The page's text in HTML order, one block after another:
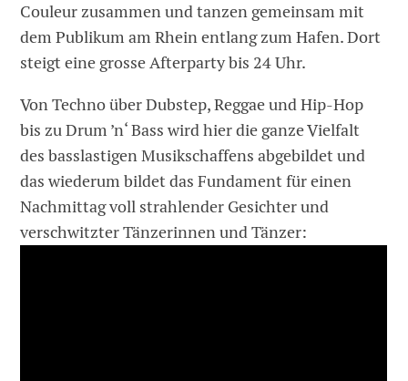
Couleur zusammen und tanzen gemeinsam mit
dem Publikum am Rhein entlang zum Hafen. Dort
steigt eine grosse Afterparty bis 24 Uhr.
Von Techno über Dubstep, Reggae und Hip-Hop
bis zu Drum ’n‘ Bass wird hier die ganze Vielfalt
des basslastigen Musikschaffens abgebildet und
das wiederum bildet das Fundament für einen
Nachmittag voll strahlender Gesichter und
verschwitzter Tänzerinnen und Tänzer: